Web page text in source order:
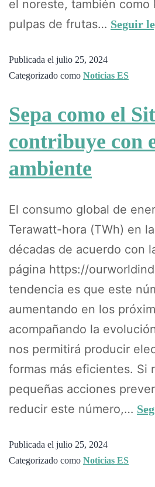
el noreste, también como
pulpas de frutas… Seguir
Publicada el julio 25, 2024
Categorizado como Noticias ES
Sepa como el
contribuye con
ambiente
El consumo global de
Terawatt-hora (TWh) en
décadas de acuerdo con
página https://
tendencia es que este
aumentando en los
acompañando la
nos permitirá producir
formas más eficientes. Si
pequeñas acciones
reducir este número,…
Publicada el julio 25, 2024
Categorizado como Noticias ES